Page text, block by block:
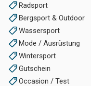
Radsport
Bergsport & Outdoor
Wassersport
Mode / Ausrüstung
Wintersport
Gutschein
Occasion / Test